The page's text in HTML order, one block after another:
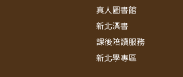
真人圖書館
新北漂書
課後陪讀服務
新北學專區